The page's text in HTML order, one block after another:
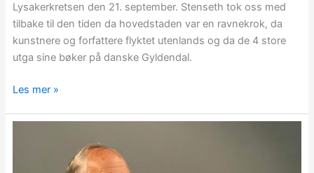
Lysakerkretsen den 21. september. Stenseth tok oss med
tilbake til den tiden da hovedstaden var en ravnekrok, da
kunstnere og forfattere flyktet utenlands og da de 4 store
utga sine bøker på danske Gyldendal.
Les mer »